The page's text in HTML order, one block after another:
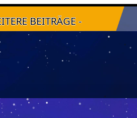
BEITRÄGE -